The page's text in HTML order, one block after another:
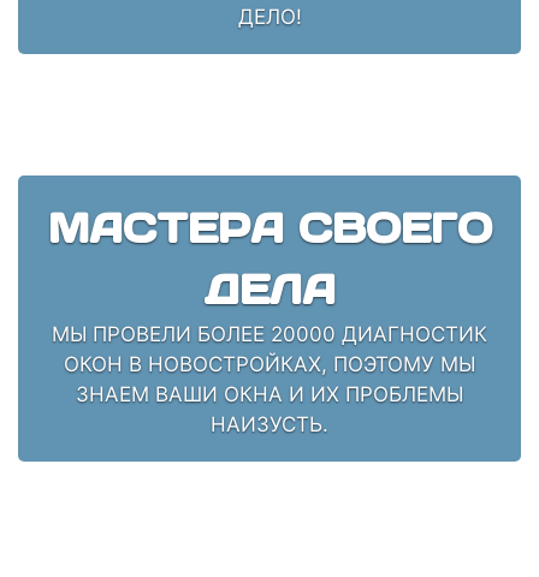
ДЕЛО!
МАСТЕРА СВОЕГО
ДЕЛА
МЫ ПРОВЕЛИ БОЛЕЕ 20000 ДИАГНОСТИК
ОКОН В НОВОСТРОЙКАХ, ПОЭТОМУ МЫ
ЗНАЕМ ВАШИ ОКНА И ИХ ПРОБЛЕМЫ
НАИЗУСТЬ.